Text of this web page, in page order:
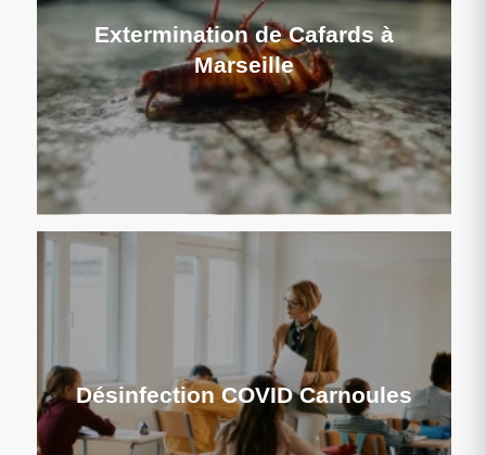
Extermination de Cafards à
Marseille
Désinfection COVID Carnoules